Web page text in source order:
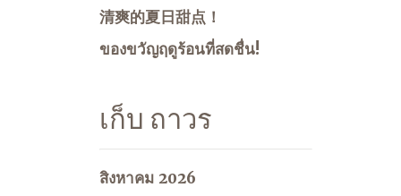
清爽的夏日甜点！
ของขวัญฤดูร้อนที่สดชื่น!
เก็บ ถาวร
สิงหาคม 2026